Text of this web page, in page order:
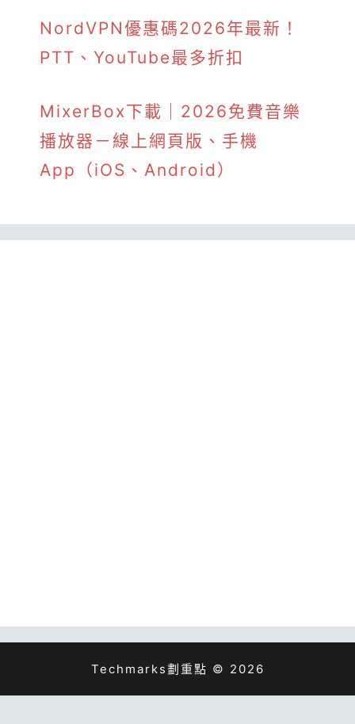
NordVPN優惠碼2026年最新！
PTT、YouTube最多折扣
MixerBox下載｜2026免費音樂
播放器－線上網頁版、手機
App（iOS、Android）
Techmarks劃重點 © 2026